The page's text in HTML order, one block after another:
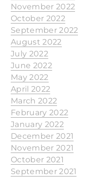
November 2022
October 2022
September 2022
August 2022
July 2022
June 2022
May 2022
April 2022
March 2022
February 2022
January 2022
December 2021
November 2021
October 2021
September 2021